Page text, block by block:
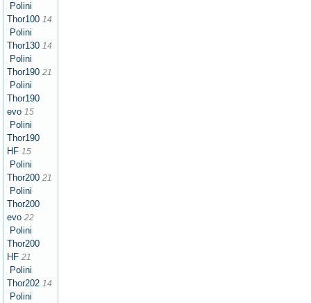
Polini
Thor100 14
Polini
Thor130 14
Polini
Thor190 21
Polini
Thor190
evo 15
Polini
Thor190
HF 15
Polini
Thor200 21
Polini
Thor200
evo 22
Polini
Thor200
HF 21
Polini
Thor202 14
Polini